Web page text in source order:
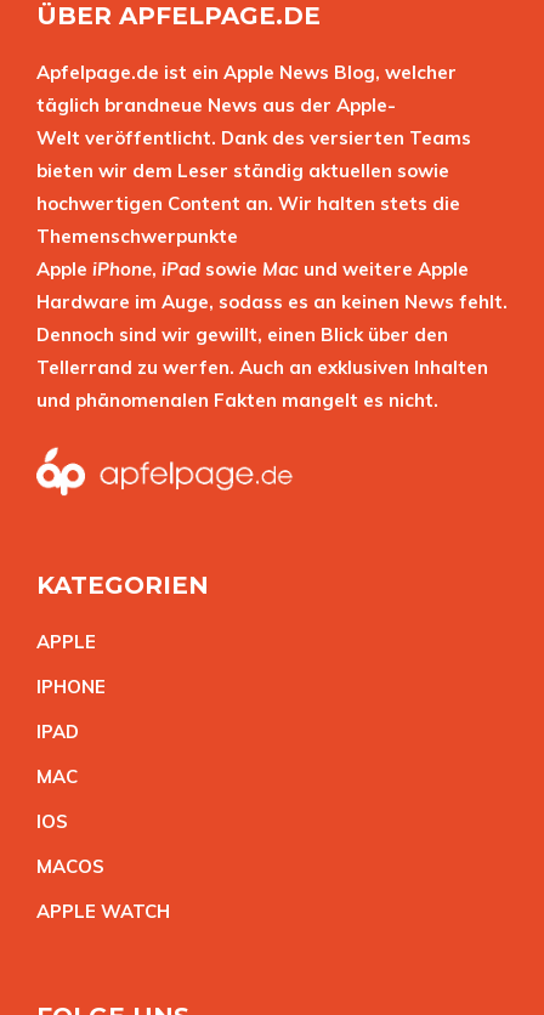
ÜBER APFELPAGE.DE
Apfelpage.de ist ein Apple News Blog, welcher
täglich brandneue News aus der Apple-
Welt veröffentlicht. Dank des versierten Teams
bieten wir dem Leser ständig aktuellen sowie
hochwertigen Content an. Wir halten stets die
Themenschwerpunkte
Apple iPhone, iPad sowie Mac und weitere Apple
Hardware im Auge, sodass es an keinen News fehlt.
Dennoch sind wir gewillt, einen Blick über den
Tellerrand zu werfen. Auch an exklusiven Inhalten
und phänomenalen Fakten mangelt es nicht.
KATEGORIEN
APPLE
IPHONE
IPAD
MAC
IOS
MACOS
APPLE WATCH